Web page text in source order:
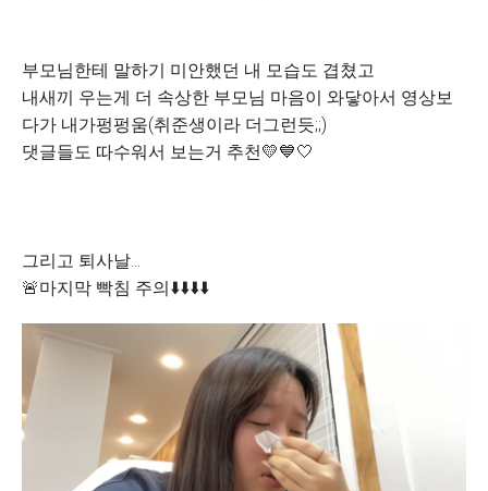
부모님한테 말하기 미안했던 내 모습도 겹쳤고
내새끼 우는게 더 속상한 부모님 마음이 와닿아서 영상보
다가 내가펑펑움(취준생이라 더그런듯;;)
댓글들도 따수워서 보는거 추천💛💙🤍
그리고 퇴사날...
🚨마지막 빡침 주의⬇️⬇️⬇️⬇️